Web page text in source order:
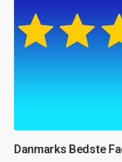
Danmarks Bedste